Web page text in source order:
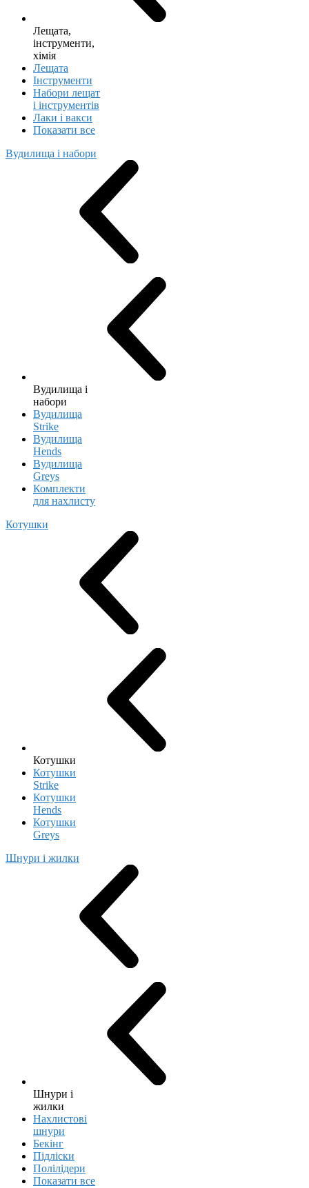
Лещата,
інструменти,
хімія
Лещата
Інструменти
Набори лещат
і інструментів
Лаки і вакси
Показати все
Вудилища і набори
Вудилища і
набори
Вудилища
Strike
Вудилища
Hends
Вудилища
Greys
Комплекти
для нахлисту
Котушки
Котушки
Котушки
Strike
Котушки
Hends
Котушки
Greys
Шнури і жилки
Шнури і
жилки
Нахлистові
шнури
Бекінг
Підліски
Полілідери
Показати все